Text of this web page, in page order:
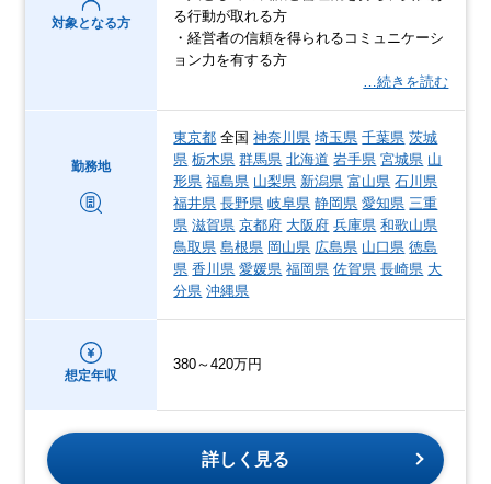
対象となる方
る行動が取れる方
・経営者の信頼を得られるコミュニケーシ
ョン力を有する方
…続きを読む
勤務地
東京都 全国神奈川県 埼玉県 千葉県 茨城
県 栃木県 群馬県 北海道 岩手県 宮城県 山
形県 福島県 山梨県 新潟県 富山県 石川県
福井県 長野県 岐阜県 静岡県 愛知県 三重
県 滋賀県 京都府 大阪府 兵庫県 和歌山県
鳥取県 島根県 岡山県 広島県 山口県 徳島
県 香川県 愛媛県 福岡県 佐賀県 長崎県 大
分県 沖縄県
想定年収
380～420万円
詳しく見る